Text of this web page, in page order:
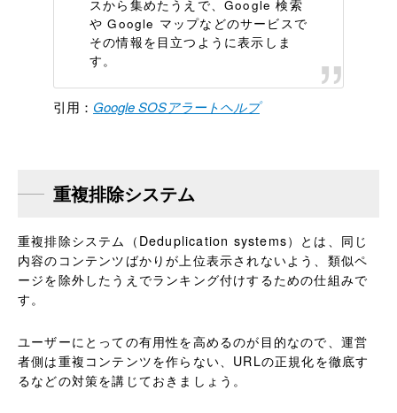
スから集めたうえで、Google 検索
や Google マップなどのサービスで
その情報を目立つように表示しま
す。
引用： Google SOSアラートヘルプ
重複排除システム
重複排除システム（Deduplication systems）とは、同じ
内容のコンテンツばかりが上位表示されないよう、類似ペ
ージを除外したうえでランキング付けするための仕組みで
す。
ユーザーにとっての有用性を高めるのが目的なので、運営
者側は重複コンテンツを作らない、URLの正規化を徹底す
るなどの対策を講じておきましょう。